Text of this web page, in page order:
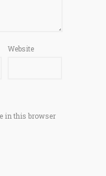
Website
in this browser